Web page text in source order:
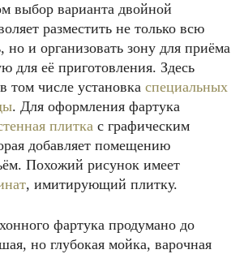
выбор варианта двойной
разместить не только всю
но и организовать зону для приёма
для её приготовления. Здесь
том числе установка специальных
. Для оформления фартука
плитка с графическим
добавляет помещению
Похожий рисунок имеет
, имитирующий плитку.
фартука продумано до
но глубокая мойка, варочная